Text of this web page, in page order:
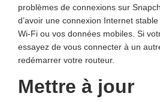
problèmes de connexions sur
d’avoir une connexion Internet
Wi-Fi ou vos données mobiles. Si
essayez de vous connecter à un
redémarrer votre routeur.
Mettre à jour